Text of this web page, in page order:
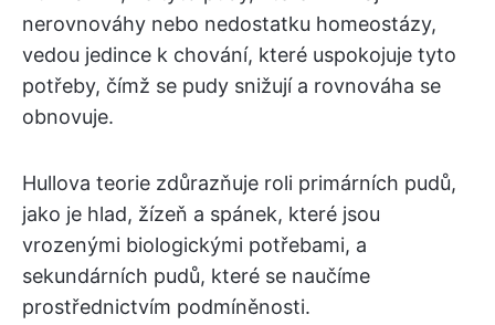
nerovnováhy nebo nedostatku homeostázy,
vedou jedince k chování, které uspokojuje tyto
potřeby, čímž se pudy snižují a rovnováha se
obnovuje.
Hullova teorie zdůrazňuje roli primárních pudů,
jako je hlad, žízeň a spánek, které jsou
vrozenými biologickými potřebami, a
sekundárních pudů, které se naučíme
prostřednictvím podmíněnosti.